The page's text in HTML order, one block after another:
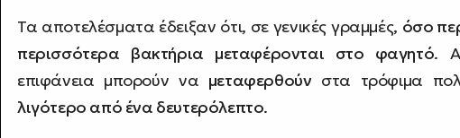
Τα αποτελέσματα έδειξαν ότι, σε γενικές γραμμές, όσο
περισσότερα βακτήρια μεταφέρονται στο φαγητό.
επιφάνεια μπορούν να μεταφερθούν στα τρόφιμα
λιγότερο από ένα δευτερόλεπτο.